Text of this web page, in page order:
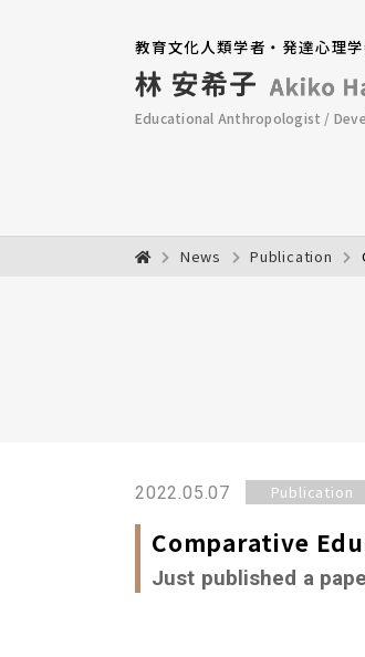
教育文化人類学者・発達心理
Educational Anthropologist /
News Publication
2022.05.07 Publication
Comparative
Just published a